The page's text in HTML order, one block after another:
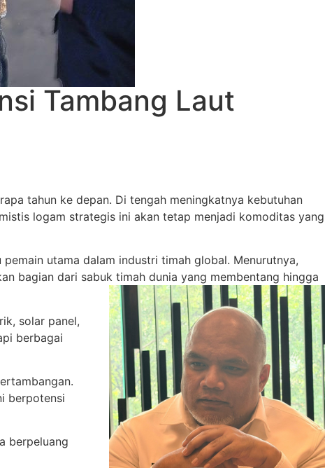
Tambang Laut
tahun ke depan. Di tengah meningkatnya kebutuhan
logam strategis ini akan tetap menjadi komoditas yang
utama dalam industri timah global. Menurutnya,
bagian dari sabuk timah dunia yang membentang hingga
solar panel,
berbagai
berpotensi
berpeluang